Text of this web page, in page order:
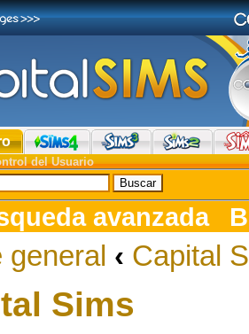
del Usuario
avanzada
general ‹ Capital
Sims